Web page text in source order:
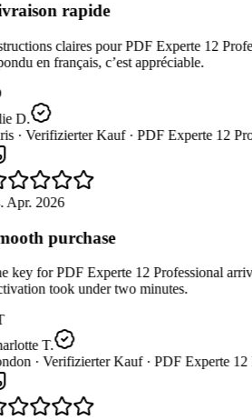
rapide
claires pour PDF Experte 12
en français, c’est appréciable.
D.
· Verifizierter Kauf · PDF Experte 12
Apr. 2026
purchase
key for PDF Experte 12 Professional
took under two minutes.
T.
· Verifizierter Kauf · PDF Experte 12